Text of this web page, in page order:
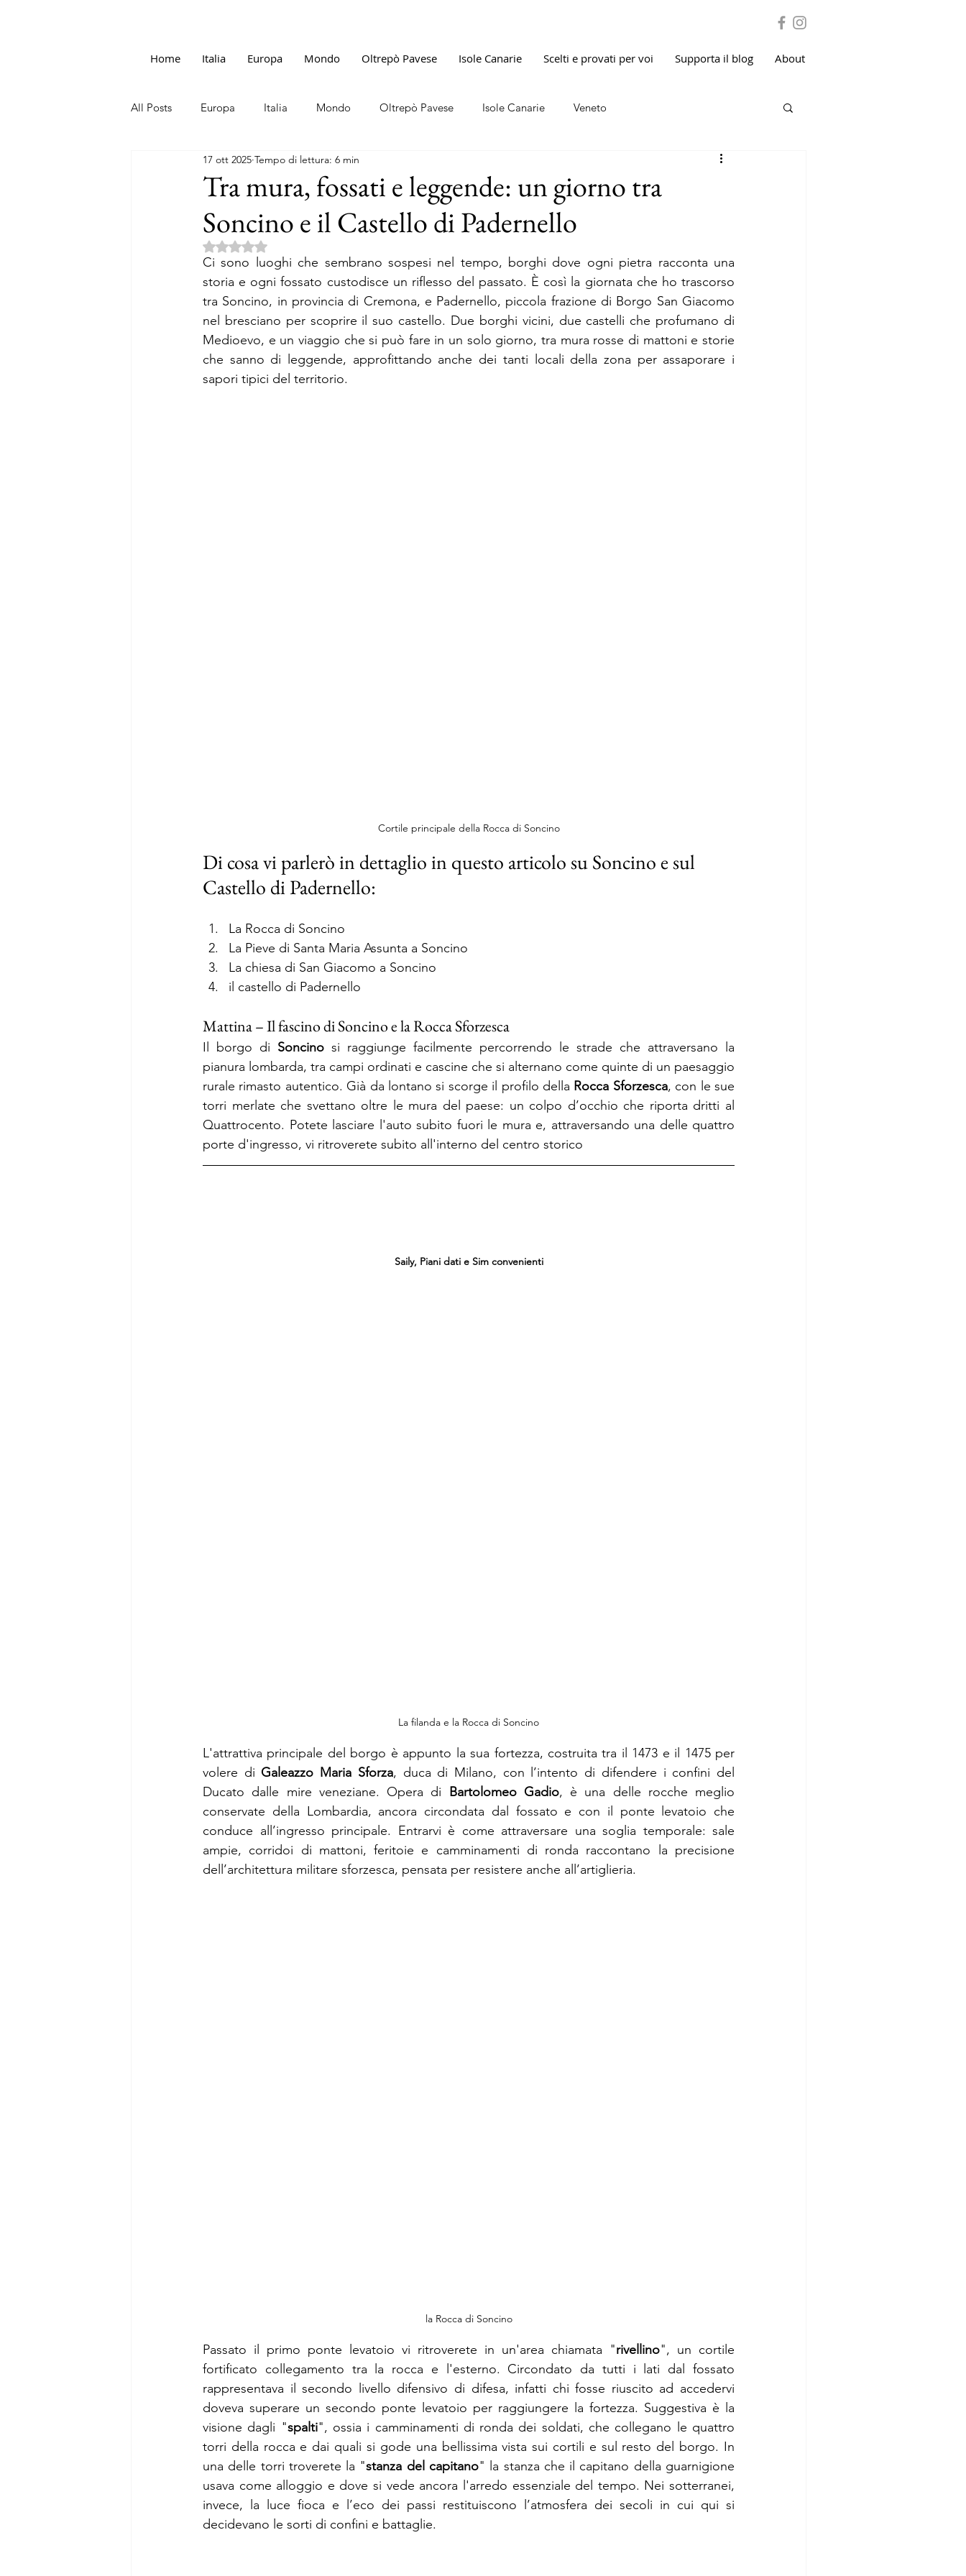
Home Italia Europa Mondo Oltrepò Pavese Isole Canarie Scelti e provati per voi Supporta il blog About
All Posts Europa Italia Mondo Oltrepò Pavese Isole Canarie Veneto
Tra mura, fossati e leggende: un giorno tra
Soncino e il Castello di Padernello
17 ott 2025 Tempo di lettura: 6 min
Valutazione NaN stelle su 5.
Ci sono luoghi che sembrano sospesi nel tempo, borghi dove ogni pietra racconta una
storia e ogni fossato custodisce un riflesso del passato. È così la giornata che ho trascorso
tra Soncino, in provincia di Cremona, e Padernello, piccola frazione di Borgo San Giacomo
nel bresciano per scoprire il suo castello. Due borghi vicini, due castelli che profumano di
Medioevo, e un viaggio che si può fare in un solo giorno, tra mura rosse di mattoni e storie
che sanno di leggende, approfittando anche dei tanti locali della zona per assaporare i
sapori tipici del territorio.
Cortile principale della Rocca di Soncino
Di cosa vi parlerò in dettaglio in questo articolo su Soncino e sul
Castello di Padernello:
La Rocca di Soncino
La Pieve di Santa Maria Assunta a Soncino
La chiesa di San Giacomo a Soncino
il castello di Padernello
Mattina – Il fascino di Soncino e la Rocca Sforzesca
Il borgo di Soncino si raggiunge facilmente percorrendo le strade che attraversano la
pianura lombarda, tra campi ordinati e cascine che si alternano come quinte di un paesaggio
rurale rimasto autentico. Già da lontano si scorge il profilo della Rocca Sforzesca, con le sue
torri merlate che svettano oltre le mura del paese: un colpo d’occhio che riporta dritti al
Quattrocento. Potete lasciare l'auto subito fuori le mura e, attraversando una delle quattro
porte d'ingresso, vi ritroverete subito all'interno del centro storico
Saily, Piani dati e Sim convenienti
La filanda e la Rocca di Soncino
L'attrattiva principale del borgo è appunto la sua fortezza, costruita tra il 1473 e il 1475 per
volere di Galeazzo Maria Sforza, duca di Milano, con l’intento di difendere i confini del
Ducato dalle mire veneziane. Opera di Bartolomeo Gadio, è una delle rocche meglio
conservate della Lombardia, ancora circondata dal fossato e con il ponte levatoio che
conduce all’ingresso principale. Entrarvi è come attraversare una soglia temporale: sale
ampie, corridoi di mattoni, feritoie e camminamenti di ronda raccontano la precisione
dell’architettura militare sforzesca, pensata per resistere anche all’artiglieria.
la Rocca di Soncino
Passato il primo ponte levatoio vi ritroverete in un'area chiamata "rivellino", un cortile
fortificato collegamento tra la rocca e l'esterno. Circondato da tutti i lati dal fossato
rappresentava il secondo livello difensivo di difesa, infatti chi fosse riuscito ad accedervi
doveva superare un secondo ponte levatoio per raggiungere la fortezza. Suggestiva è la
visione dagli "spalti", ossia i camminamenti di ronda dei soldati, che collegano le quattro
torri della rocca e dai quali si gode una bellissima vista sui cortili e sul resto del borgo. In
una delle torri troverete la "stanza del capitano" la stanza che il capitano della guarnigione
usava come alloggio e dove si vede ancora l'arredo essenziale del tempo. Nei sotterranei,
invece, la luce fioca e l’eco dei passi restituiscono l’atmosfera dei secoli in cui qui si
decidevano le sorti di confini e battaglie.